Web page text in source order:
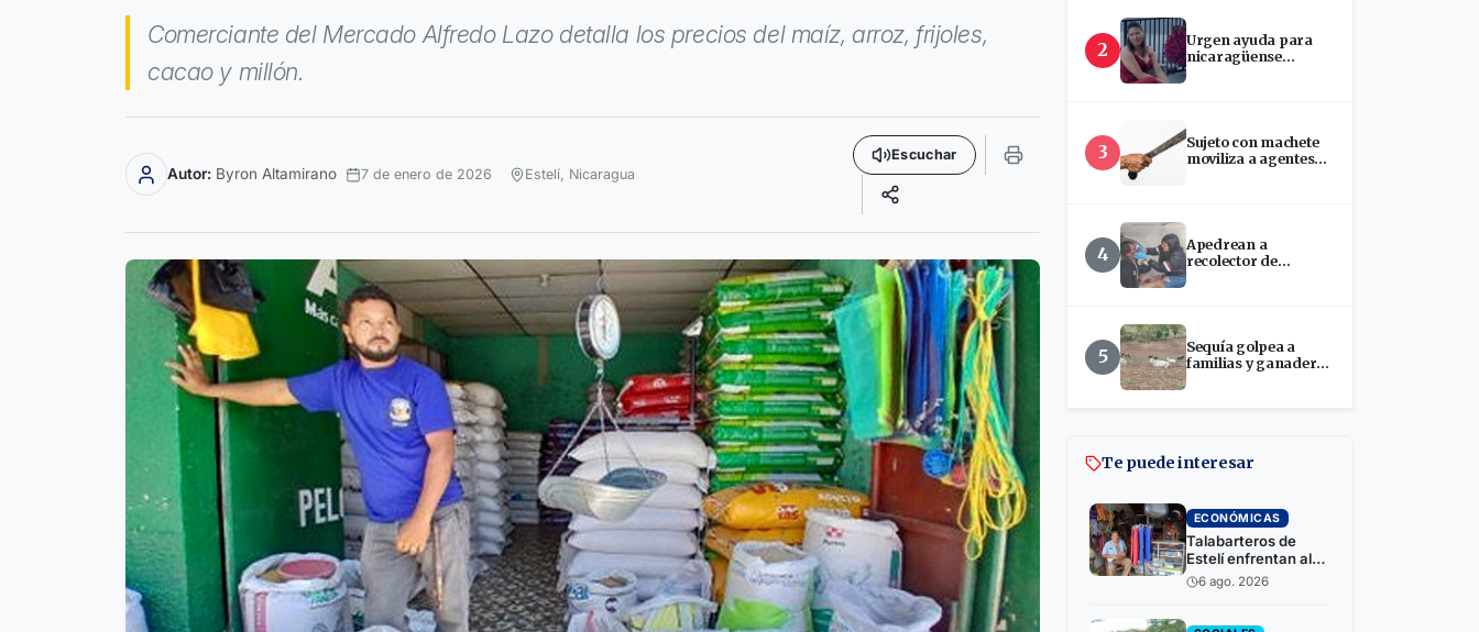
Comerciante del Mercado Alfredo Lazo detalla los precios del maíz, arroz, frijoles,
cacao y millón.
Autor: Byron Altamirano 7 de enero de 2026 Estelí, Nicaragua
Escuchar
2
Urgen ayuda para
nicaragüense
3
Sujeto con machete
moviliza a agentes
4
Apedrean a
recolector de
5
Sequía golpea a
familias y ganaderos
Te puede interesar
ECONÓMICAS
Talabarteros de
Estelí enfrentan alza
en precio del cuero
6 ago. 2026